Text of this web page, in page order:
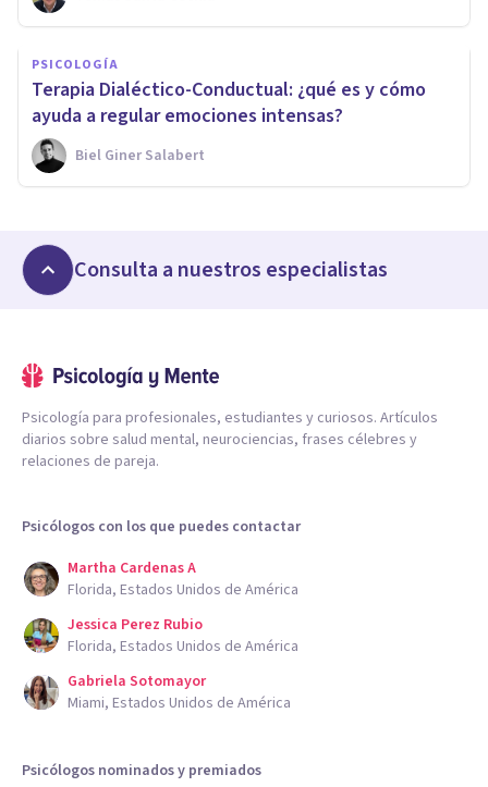
PSICOLOGÍA
Terapia Dialéctico-Conductual: ¿qué es y cómo
ayuda a regular emociones intensas?
Biel Giner Salabert
Consulta a nuestros especialistas
Psicología para profesionales, estudiantes y curiosos. Artículos
diarios sobre salud mental, neurociencias, frases célebres y
relaciones de pareja.
Psicólogos con los que puedes contactar
Martha Cardenas A
Florida, Estados Unidos de América
Jessica Perez Rubio
Florida, Estados Unidos de América
Gabriela Sotomayor
Miami, Estados Unidos de América
Psicólogos nominados y premiados